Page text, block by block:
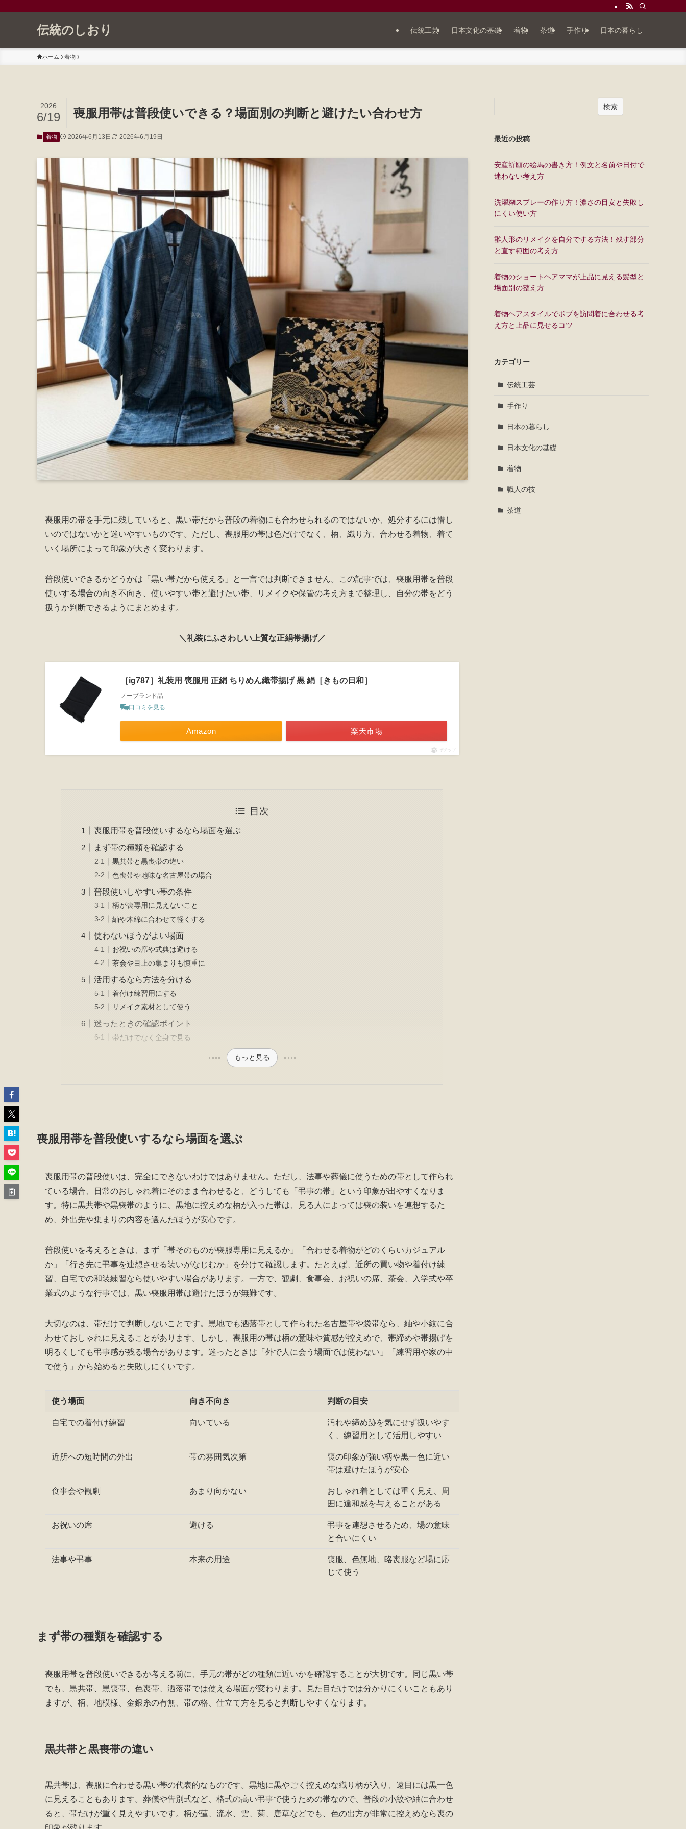
伝統のしおり 伝統工芸 日本文化の基礎 着物 茶道 手作り 日本の暮らし
ホーム 着物
喪服用帯は普段使いできる？場面別の判断と避けたい合わせ方
2026
6/19
着物 2026年6月13日 2026年6月19日
喪服用の帯を手元に残していると、黒い帯だから普段の着物にも合わせられるのではないか、処分するには惜し
いのではないかと迷いやすいものです。ただし、喪服用の帯は色だけでなく、柄、織り方、合わせる着物、着て
いく場所によって印象が大きく変わります。
普段使いできるかどうかは「黒い帯だから使える」と一言では判断できません。この記事では、喪服用帯を普段
使いする場合の向き不向き、使いやすい帯と避けたい帯、リメイクや保管の考え方まで整理し、自分の帯をどう
扱うか判断できるようにまとめます。
＼礼装にふさわしい上質な正絹帯揚げ／
［ig787］礼装用 喪服用 正絹 ちりめん織帯揚げ 黒 絹［きもの日和］
ノーブランド品
口コミを見る
Amazon 楽天市場
ポチップ
目次
喪服用帯を普段使いするなら場面を選ぶ
まず帯の種類を確認する
黒共帯と黒喪帯の違い
色喪帯や地味な名古屋帯の場合
普段使いしやすい帯の条件
柄が喪専用に見えないこと
紬や木綿に合わせて軽くする
使わないほうがよい場面
お祝いの席や式典は避ける
茶会や目上の集まりも慎重に
活用するなら方法を分ける
着付け練習用にする
リメイク素材として使う
迷ったときの確認ポイント
帯だけでなく全身で見る
もっと見る
喪服用帯を普段使いするなら場面を選ぶ
喪服用帯の普段使いは、完全にできないわけではありません。ただし、法事や葬儀に使うための帯として作られ
ている場合、日常のおしゃれ着にそのまま合わせると、どうしても「弔事の帯」という印象が出やすくなりま
す。特に黒共帯や黒喪帯のように、黒地に控えめな柄が入った帯は、見る人によっては喪の装いを連想するた
め、外出先や集まりの内容を選んだほうが安心です。
普段使いを考えるときは、まず「帯そのものが喪服専用に見えるか」「合わせる着物がどのくらいカジュアル
か」「行き先に弔事を連想させる装いがなじむか」を分けて確認します。たとえば、近所の買い物や着付け練
習、自宅での和装練習なら使いやすい場合があります。一方で、観劇、食事会、お祝いの席、茶会、入学式や卒
業式のような行事では、黒い喪服用帯は避けたほうが無難です。
大切なのは、帯だけで判断しないことです。黒地でも洒落帯として作られた名古屋帯や袋帯なら、紬や小紋に合
わせておしゃれに見えることがあります。しかし、喪服用の帯は柄の意味や質感が控えめで、帯締めや帯揚げを
明るくしても弔事感が残る場合があります。迷ったときは「外で人に会う場面では使わない」「練習用や家の中
で使う」から始めると失敗しにくいです。
使う場面 向き不向き 判断の目安
自宅での着付け練習 向いている
汚れや締め跡を気にせず扱いやす
く、練習用として活用しやすい
近所への短時間の外出 帯の雰囲気次第
喪の印象が強い柄や黒一色に近い
帯は避けたほうが安心
食事会や観劇 あまり向かない
おしゃれ着としては重く見え、周
囲に違和感を与えることがある
お祝いの席 避ける
弔事を連想させるため、場の意味
と合いにくい
法事や弔事 本来の用途
喪服、色無地、略喪服など場に応
じて使う
まず帯の種類を確認する
喪服用帯を普段使いできるか考える前に、手元の帯がどの種類に近いかを確認することが大切です。同じ黒い帯
でも、黒共帯、黒喪帯、色喪帯、洒落帯では使える場面が変わります。見た目だけでは分かりにくいこともあり
ますが、柄、地模様、金銀糸の有無、帯の格、仕立て方を見ると判断しやすくなります。
黒共帯と黒喪帯の違い
黒共帯は、喪服に合わせる黒い帯の代表的なものです。黒地に黒やごく控えめな織り柄が入り、遠目には黒一色
に見えることもあります。葬儀や告別式など、格式の高い弔事で使うための帯なので、普段の小紋や紬に合わせ
ると、帯だけが重く見えやすいです。柄が蓮、流水、雲、菊、唐草などでも、色の出方が非常に控えめなら喪の
検索
最近の投稿
安産祈願の絵馬の書き方！例文と名前や日付で
迷わない考え方
洗濯糊スプレーの作り方！濃さの目安と失敗し
にくい使い方
雛人形のリメイクを自分でする方法！残す部分
と直す範囲の考え方
着物のショートヘアママが上品に見える髪型と
場面別の整え方
着物ヘアスタイルでボブを訪問着に合わせる考
え方と上品に見せるコツ
カテゴリー
伝統工芸
手作り
日本の暮らし
日本文化の基礎
着物
職人の技
茶道